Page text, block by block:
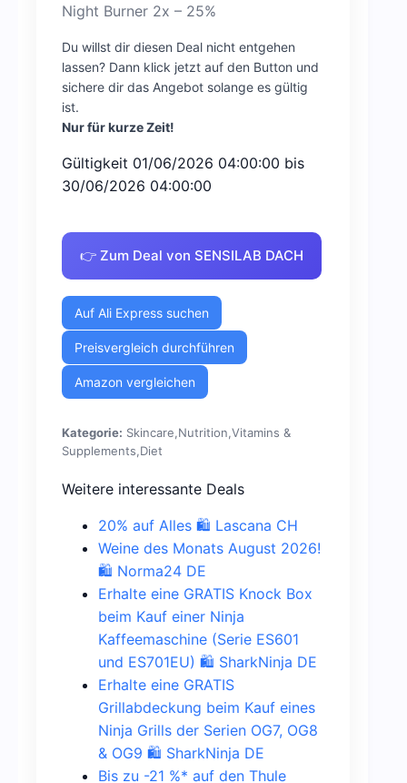
Night Burner 2x – 25%
Du willst dir diesen Deal nicht entgehen
lassen? Dann klick jetzt auf den Button und
sichere dir das Angebot solange es gültig
ist.
Nur für kurze Zeit!
Gültigkeit 01/06/2026 04:00:00 bis
30/06/2026 04:00:00
👉 Zum Deal von SENSILAB DACH
Auf Ali Express suchen
Preisvergleich durchführen
Amazon vergleichen
Kategorie: Skincare,Nutrition,Vitamins &
Supplements,Diet
Weitere interessante Deals
20% auf Alles 🛍️ Lascana CH
Weine des Monats August 2026!
🛍️ Norma24 DE
Erhalte eine GRATIS Knock Box
beim Kauf einer Ninja
Kaffeemaschine (Serie ES601
und ES701EU) 🛍️ SharkNinja DE
Erhalte eine GRATIS
Grillabdeckung beim Kauf eines
Ninja Grills der Serien OG7, OG8
& OG9 🛍️ SharkNinja DE
Bis zu -21 %* auf den Thule